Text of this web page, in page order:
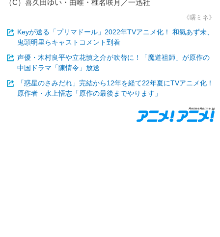
（C）喜久田ゆい・由唯・椎名咲月／一迅社
《曙ミネ》
Keyが送る「プリマドール」2022年TVアニメ化！ 和氣あず未、
鬼頭明里らキャストコメント到着
声優・木村良平や立花慎之介が吹替に！「魔道祖師」が原作の
中国ドラマ「陳情令」放送
「惑星のさみだれ」完結から12年を経て22年夏にTVアニメ化！
原作者・水上悟志「原作の最後までやります」